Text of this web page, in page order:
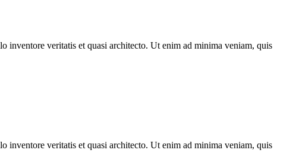
inventore veritatis et quasi architecto. Ut enim ad minima veniam, quis
inventore veritatis et quasi architecto. Ut enim ad minima veniam, quis